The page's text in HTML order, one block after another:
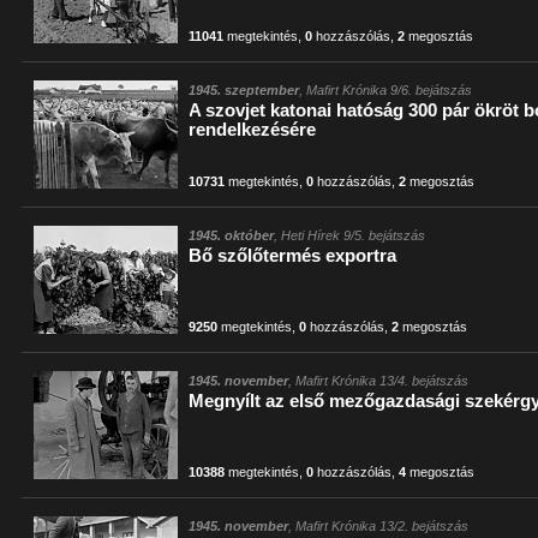
11041 megtekintés ,0 hozzászólás ,2 megosztás
1945. szeptember, Mafirt Krónika 9/6. bejátszás
A szovjet katonai hatóság 300 pár ökröt
rendelkezésére
10731 megtekintés ,0 hozzászólás ,2 megosztás
1945. október, Heti Hírek 9/5. bejátszás
Bő szőlőtermés exportra
9250 megtekintés ,0 hozzászólás ,2 megosztás
1945. november, Mafirt Krónika 13/4. bejátszás
Megnyílt az első mezőgazdasági
10388 megtekintés ,0 hozzászólás ,4 megosztás
1945. november, Mafirt Krónika 13/2. bejátszás